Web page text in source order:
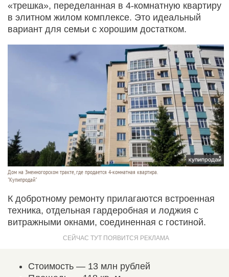
«трешка», переделанная в 4-комнатную квартиру
в элитном жилом комплексе. Это идеальный
вариант для семьи с хорошим достатком.
Дом на Змеиногорском тракте, где продается 4-комнатная квартира.
"Купипродай"
К добротному ремонту прилагаются встроенная
техника, отдельная гардеробная и лоджия с
витражными окнами, соединенная с гостиной.
Стоимость — 13 млн рублей